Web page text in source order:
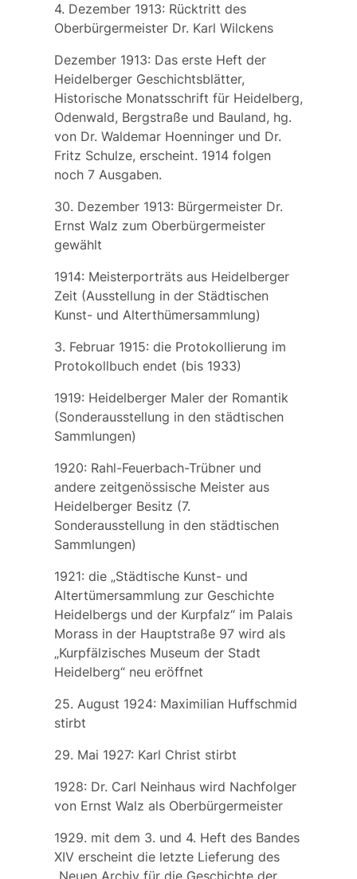
4. Dezember 1913: Rücktritt des
Oberbürgermeister Dr. Karl Wilckens
Dezember 1913: Das erste Heft der
Heidelberger Geschichtsblätter,
Historische Monatsschrift für Heidelberg,
Odenwald, Bergstraße und Bauland, hg.
von Dr. Waldemar Hoenninger und Dr.
Fritz Schulze, erscheint. 1914 folgen
noch 7 Ausgaben.
30. Dezember 1913: Bürgermeister Dr.
Ernst Walz zum Oberbürgermeister
gewählt
1914: Meisterporträts aus Heidelberger
Zeit (Ausstellung in der Städtischen
Kunst- und Alterthümersammlung)
3. Februar 1915: die Protokollierung im
Protokollbuch endet (bis 1933)
1919: Heidelberger Maler der Romantik
(Sonderausstellung in den städtischen
Sammlungen)
1920: Rahl-Feuerbach-Trübner und
andere zeitgenössische Meister aus
Heidelberger Besitz (7.
Sonderausstellung in den städtischen
Sammlungen)
1921: die „Städtische Kunst- und
Altertümersammlung zur Geschichte
Heidelbergs und der Kurpfalz“ im Palais
Morass in der Hauptstraße 97 wird als
„Kurpfälzisches Museum der Stadt
Heidelberg“neu eröffnet
25. August 1924: Maximilian Huffschmid
stirbt
29. Mai 1927: Karl Christ stirbt
1928: Dr. Carl Neinhauswird Nachfolger
von Ernst Walz als Oberbürgermeister
1929. mit dem 3. und 4. Heft des Bandes
XIV erscheint die letzte Lieferung des